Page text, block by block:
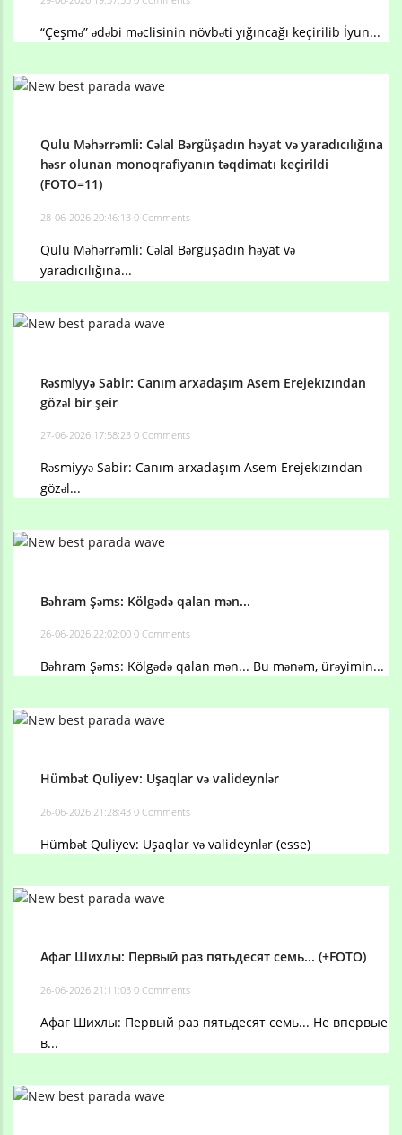
“Çeşmə” ədəbi məclisinin növbəti yığıncağı keçirilib İyun...
Qulu Məhərrəmli: Cəlal Bərgüşadın həyat və yaradıcılığına
həsr olunan monoqrafiyanın təqdimatı keçirildi
(FOTO=11)
28-06-2026 20:46:13 0 Comments
Qulu Məhərrəmli: Cəlal Bərgüşadın həyat və
yaradıcılığına...
Rəsmiyyə Sabir: Canım arxadaşım Asem Erejekızından
gözəl bir şeir
27-06-2026 17:58:23 0 Comments
Rəsmiyyə Sabir: Canım arxadaşım Asem Erejekızından
gözəl...
Bəhram Şəms: Kölgədə qalan mən...
26-06-2026 22:02:00 0 Comments
Bəhram Şəms: Kölgədə qalan mən... Bu mənəm, ürəyimin...
Hümbət Quliyev: Uşaqlar və valideynlər
26-06-2026 21:28:43 0 Comments
Hümbət Quliyev: Uşaqlar və valideynlər (esse)
Афаг Шихлы: Первый раз пятьдесят семь... (+FOTO)
26-06-2026 21:11:03 0 Comments
Афаг Шихлы: Первый раз пятьдесят семь... Не впервые
в...